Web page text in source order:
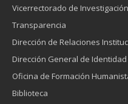
Vicerrectorado de Investigación
Transparencia
Dirección de Relaciones
Dirección General de
Oficina de Formación
Biblioteca